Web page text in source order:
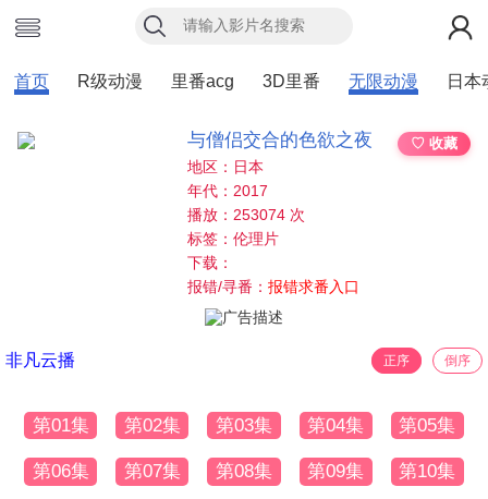
首页 R级动漫 里番acg 3D里番 无限动漫 日本
与僧侣交合的色欲之夜
♡ 收藏
地区：日本
年代：2017
播放：253074 次
标签：伦理片
下载：
报错/寻番：报错求番入口
非凡云播 正序 倒序
第01集 第02集 第03集 第04集 第05集
第06集 第07集 第08集 第09集 第10集